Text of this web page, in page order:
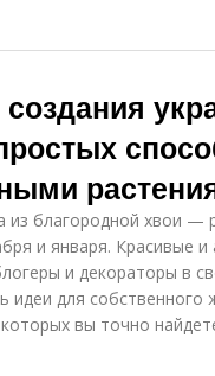
из благородной хвои —
и января. Красивые и
и декораторы в
идеи для собственного
вы точно